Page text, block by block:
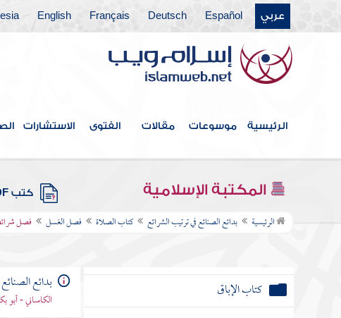
عربي Español
Deutsch
Français
English
الرئيسية موسوعات مقالات الفتوى الاستشارات
المكتبة الإسلامية كتب PDF
الرئيسية بدائع الصنائع في ترتيب الشرائع كتاب الصلاة فصل الغسل فصل
كتاب الرهن
كتاب المزارعة
كتاب المعاملة
كتاب الشرب
كتاب الأراضي
كتاب المفقود
كتاب اللقيط
كتاب الإباق
بدائع
الكاساني - أبو